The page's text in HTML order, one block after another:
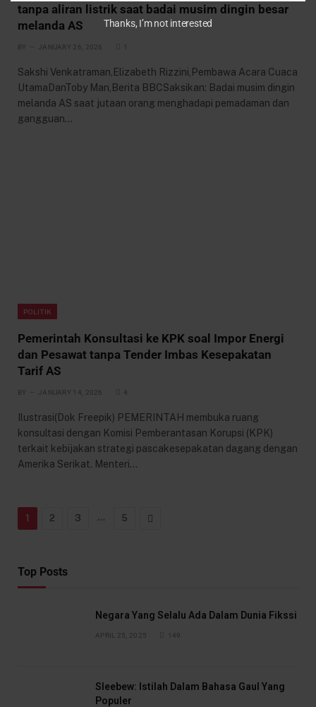
tanpa aliran listrik saat badai musim dingin besar
melanda AS
BY JANUARY 26, 2026
Sakshi Venkatraman,Elizabeth Rizzini,Pembawa Acara Cuaca
UtamaDanToby Man,Berita BBCSaksikan: Badai musim dingin
melanda AS saat jutaan orang menghadapi pemadaman dan
gangguan…
POLITIK
Pemerintah Konsultasi ke KPK soal Impor Energi
dan Pesawat tanpa Tender Imbas Kesepakatan
Tarif AS
BY JANUARY 14, 2026 4
Ilustrasi(Dok Freepik) PEMERINTAH membuka ruang
konsultasi dengan Komisi Pemberantasan Korupsi (KPK)
terkait kebijakan strategi pascakesepakatan dagang dengan
Amerika Serikat. Menteri…
1 2 3 … 5 Next
Top Posts
Negara Yang Selalu Ada Dalam Dunia Fikssi
APRIL 25, 2025 149
Sleebew: Istilah Dalam Bahasa Gaul Yang
Populer
Thanks, I’m not interested